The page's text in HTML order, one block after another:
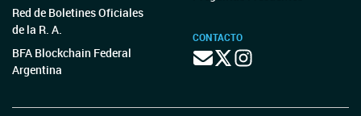
Red de Boletines Oficiales
de la R. A.
BFA Blockchain Federal
Argentina
CONTACTO